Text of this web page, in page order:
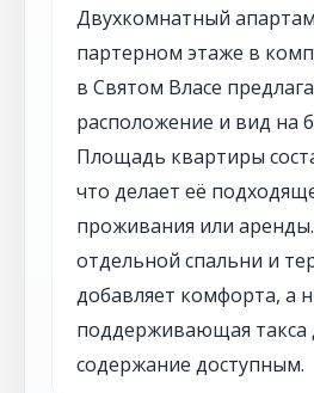
Двухкомнатный
партерном этаже в
в Святом Власе
расположение и вид на
Площадь квартиры
что делает её
проживания или
отдельной спальни и
добавляет комфорта, а
поддерживающая такса
содержание доступным.